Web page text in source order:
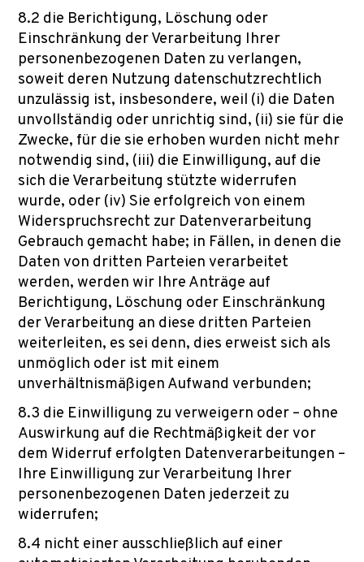
8.2 die Berichtigung, Löschung oder
Einschränkung der Verarbeitung Ihrer
personenbezogenen Daten zu verlangen,
soweit deren Nutzung datenschutzrechtlich
unzulässig ist, insbesondere, weil (i) die Daten
unvollständig oder unrichtig sind, (ii) sie für die
Zwecke, für die sie erhoben wurden nicht mehr
notwendig sind, (iii) die Einwilligung, auf die
sich die Verarbeitung stützte widerrufen
wurde, oder (iv) Sie erfolgreich von einem
Widerspruchsrecht zur Datenverarbeitung
Gebrauch gemacht habe; in Fällen, in denen die
Daten von dritten Parteien verarbeitet
werden, werden wir Ihre Anträge auf
Berichtigung, Löschung oder Einschränkung
der Verarbeitung an diese dritten Parteien
weiterleiten, es sei denn, dies erweist sich als
unmöglich oder ist mit einem
unverhältnismäßigen Aufwand verbunden;
8.3 die Einwilligung zu verweigern oder – ohne
Auswirkung auf die Rechtmäßigkeit der vor
dem Widerruf erfolgten Datenverarbeitungen –
Ihre Einwilligung zur Verarbeitung Ihrer
personenbezogenen Daten jederzeit zu
widerrufen;
8.4 nicht einer ausschließlich auf einer